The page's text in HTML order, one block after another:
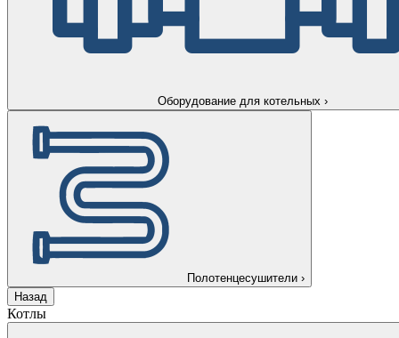
Оборудование для котельных ›
Полотенцесушители ›
Назад
Котлы